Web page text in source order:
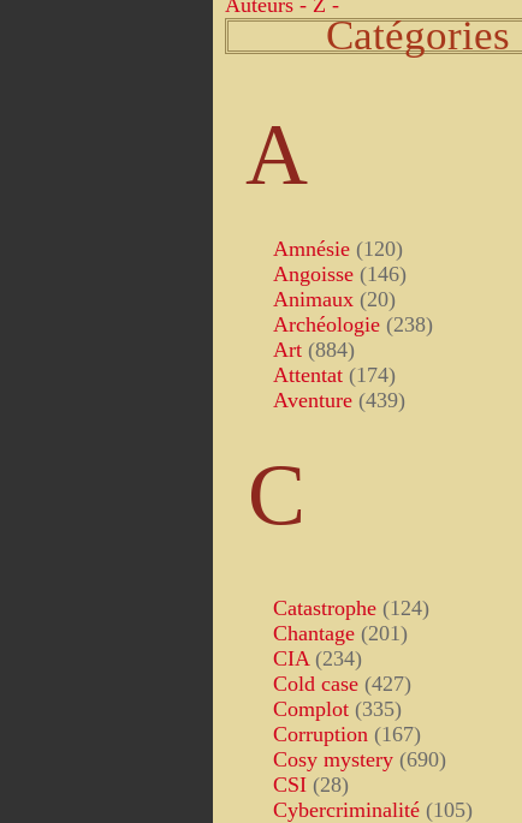
Auteurs - Z -
Catégories
A
Amnésie (120)
Angoisse (146)
Animaux (20)
Archéologie (238)
Art (884)
Attentat (174)
Aventure (439)
C
Catastrophe (124)
Chantage (201)
CIA (234)
Cold case (427)
Complot (335)
Corruption (167)
Cosy mystery (690)
CSI (28)
Cybercriminalité (105)